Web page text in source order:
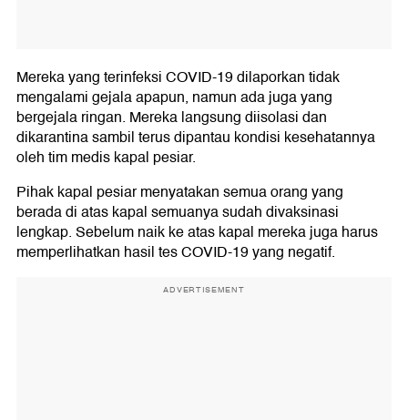
Mereka yang terinfeksi COVID-19 dilaporkan tidak
mengalami gejala apapun, namun ada juga yang
bergejala ringan. Mereka langsung diisolasi dan
dikarantina sambil terus dipantau kondisi kesehatannya
oleh tim medis kapal pesiar.
Pihak kapal pesiar menyatakan semua orang yang
berada di atas kapal semuanya sudah divaksinasi
lengkap. Sebelum naik ke atas kapal mereka juga harus
memperlihatkan hasil tes COVID-19 yang negatif.
ADVERTISEMENT